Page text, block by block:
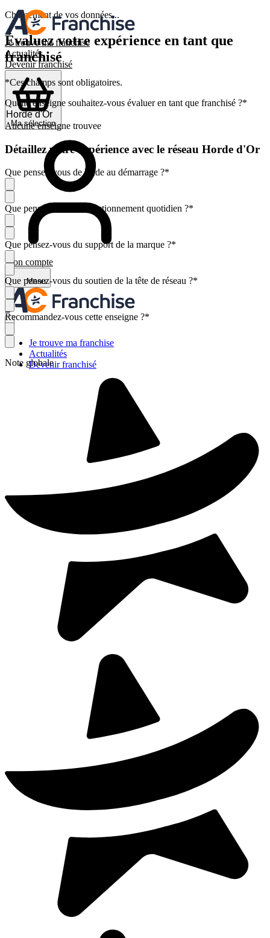
Je trouve ma franchise
Actualités
Devenir franchisé
Ma sélection
Mon compte
Menu
Je trouve ma franchise
Actualités
Devenir franchisé
Chargement de vos données...
Évaluez votre expérience en tant que
franchisé
*Ces champs sont obligatoires.
Quelle enseigne souhaitez-vous évaluer en tant que franchisé ?*
Aucune enseigne trouvee
Détaillez votre expérience avec le réseau Horde d'Or
Que pensez-vous de l'aide au démarrage ?*
Que pensez-vous du fonctionnement quotidien ?*
Que pensez-vous du support de la marque ?*
Que pensez-vous du soutien de la tête de réseau ?*
Recommandez-vous cette enseigne ?*
Note globale